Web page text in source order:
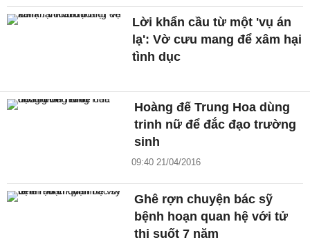
Lời khẩn cầu từ một 'vụ án
lạ': Vờ cưu mang để xâm hại
tình dục
Hoàng đế Trung Hoa dùng
trinh nữ để đắc đạo trường
sinh
09:40 21/04/2016
Ghê rợn chuyện bác sỹ
bệnh hoạn quan hệ với tử
thi suốt 7 năm